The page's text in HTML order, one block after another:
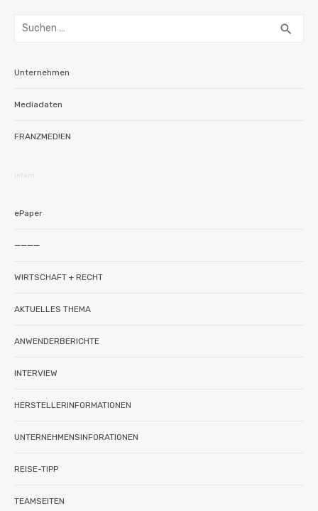
Suchen
search
Unternehmen
Mediadaten
FRANZMED!EN
intern
ePaper
————
WIRTSCHAFT + RECHT
AKTUELLES THEMA
ANWENDERBERICHTE
INTERVIEW
HERSTELLERINFORMATIONEN
UNTERNEHMENSINFORATIONEN
REISE-TIPP
TEAMSEITEN